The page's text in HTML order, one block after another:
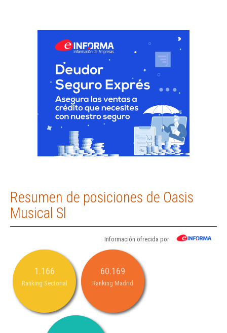
Resumen de posiciones de Oasis
Musical Sl
Información ofrecida por
1.166
Ranking Sectorial
60.169
Ranking Madrid